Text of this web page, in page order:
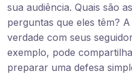
sua audiência. Quais são
perguntas que eles têm?
verdade com seus
exemplo, pode
preparar uma defesa